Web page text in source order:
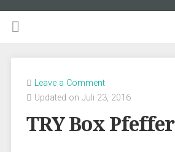
Leave a Comment
Updated on Juli 23, 2016
TRY Box Pfeffer